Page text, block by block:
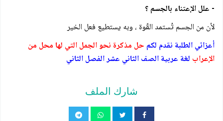
- علل الإعتناء بالجسم ؟
لأن من الجسم تُستمد القّوة ، وبه يستطيع فعل الخير
أعزائي الطلبة نقدم لكم حل مذكرة نحو الجمل التي لها محل من
الإعراب لغة عربية الصف الثاني عشر الفصل الثاني
شارك الملف